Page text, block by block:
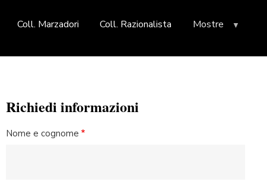
Coll. Marzadori Coll. Razionalista Mostre
Richiedi informazioni
Nome e cognome